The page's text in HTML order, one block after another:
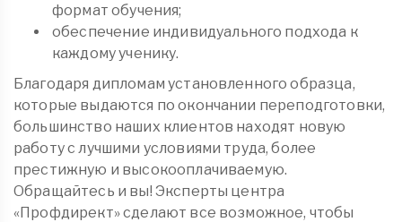
формат обучения;
обеспечение индивидуального подхода к
каждому ученику.
Благодаря дипломам установленного образца,
которые выдаются по окончании переподготовки,
большинство наших клиентов находят новую
работу с лучшими условиями труда, более
престижную и высокооплачиваемую.
Обращайтесь и вы! Эксперты центра
«Профдирект» сделают все возможное, чтобы